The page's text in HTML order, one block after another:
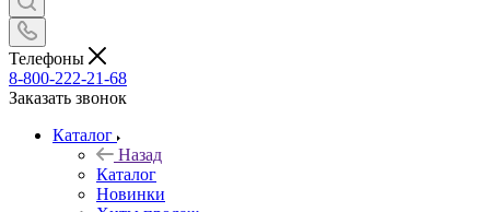
Телефоны
8-800-222-21-68
Заказать звонок
Каталог
Назад
Каталог
Новинки